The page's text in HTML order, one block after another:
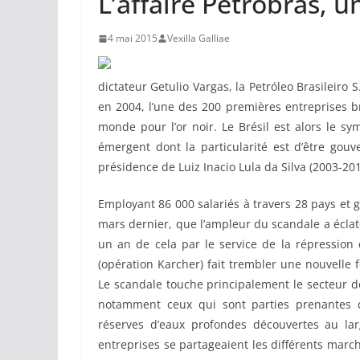
4 mai 2015 Vexilla Galliae
dictateur Getulio Vargas, la Petróleo Brasileiro
en 2004, l’une des 200 premières
monde pour l’or noir. Le Brésil est alors le
émergent dont la particularité est d’être
présidence de Luiz Inacio Lula da Silva (2003-
Employant 86 000 salariés à travers 28 pays
mars dernier, que l’ampleur du scandale a
un an de cela par le service de la répression
(opération Karcher) fait trembler une nouvelle
Le scandale touche principalement le secteur
notamment ceux qui sont parties
réserves d’eaux profondes découvertes au
entreprises se partageaient les différents